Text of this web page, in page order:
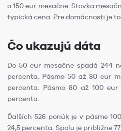
a 150 eur mesačne. Stovka
typická cena. Pre domácnosti je
Čo ukazujú dáta
Do 50 eur mesačne spadá 244
percenta. Pásmo 50 až 80 eur
percenta. Pásmo 80 až 100
percenta.
Ďalších 526 ponúk je v pásme
24,5 percenta. Spolu je približne